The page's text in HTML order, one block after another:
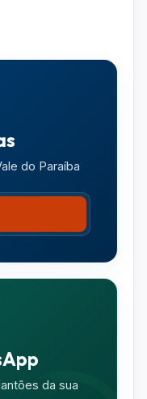
do Paraíba
da sua